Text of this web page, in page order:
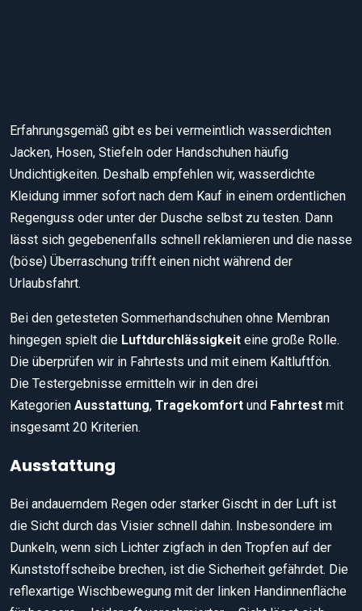
Erfahrungsgemäß gibt es bei vermeintlich wasserdichten
Jacken, Hosen, Stiefeln oder Handschuhen häufig
Undichtigkeiten. Deshalb empfehlen wir, wasserdichte
Kleidung immer sofort nach dem Kauf in einem ordentlichen
Regenguss oder unter der Dusche selbst zu testen. Dann
lässt sich gegebenenfalls schnell reklamieren und die nasse
(böse) Überraschung trifft einen nicht während der
Urlaubsfahrt.
Bei den getesteten Sommerhandschuhen ohne Membran
hingegen spielt die Luftdurchlässigkeit eine große Rolle.
Die überprüfen wir in Fahrtests und mit einem Kaltluftfön.
Die Testergebnisse ermitteln wir in den drei
Kategorien Ausstattung, Tragekomfort und Fahrtest mit
insgesamt 20 Kriterien.
Ausstattung
Bei andauerndem Regen oder starker Gischt in der Luft ist
die Sicht durch das Visier schnell dahin. Insbesondere im
Dunkeln, wenn sich Lichter zigfach in den Tropfen auf der
Kunststoffscheibe brechen, ist die Sicherheit gefährdet. Die
reflexartige Wischbewegung mit der linken Handinnenfläche